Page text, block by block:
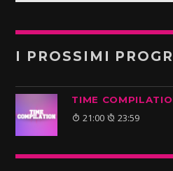
I PROSSIMI
TIME
21:00 23:59